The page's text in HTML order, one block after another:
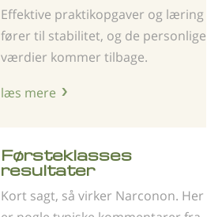
Effektive praktikopgaver og læring
fører til stabilitet, og de personlige
værdier kommer tilbage.
læs mere
Førsteklasses
resultater
Kort sagt, så virker Narconon. Her